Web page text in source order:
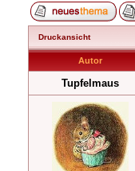
Druckansicht
Autor
Tupfelmaus